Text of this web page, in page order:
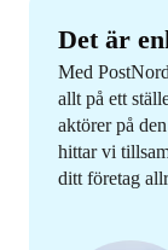
Det är
Med
allt på ett
aktörer på
hittar vi
ditt företag